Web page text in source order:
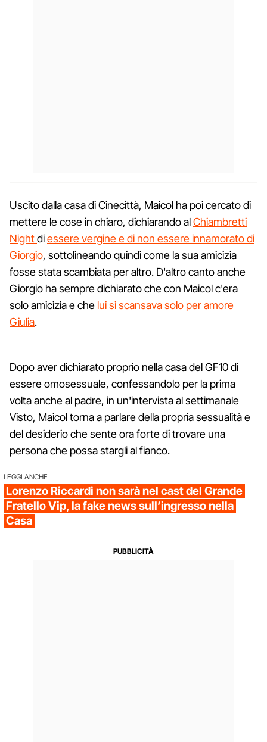
Uscito dalla casa di Cinecittà, Maicol ha poi cercato di
mettere le cose in chiaro, dichiarando alChiambretti
Nightdiessere vergine e di non essere innamorato di
Giorgio, sottolineando quindi come la sua amicizia
fosse stata scambiata per altro. D'altro canto anche
Giorgio ha sempre dichiarato che con Maicol c'era
solo amicizia e che lui si scansava solo per amore
Giulia.
Dopo aver dichiarato proprio nella casa del GF10 di
essere omosessuale, confessandolo per la prima
volta anche al padre, in un'intervista al settimanale
Visto, Maicol torna a parlare della propria sessualità e
del desiderio che sente ora forte di trovare una
persona che possa stargli al fianco.
LEGGI ANCHE
Lorenzo Riccardi non sarà nel cast del Grande
Fratello Vip, la fake news sull’ingresso nella
Casa